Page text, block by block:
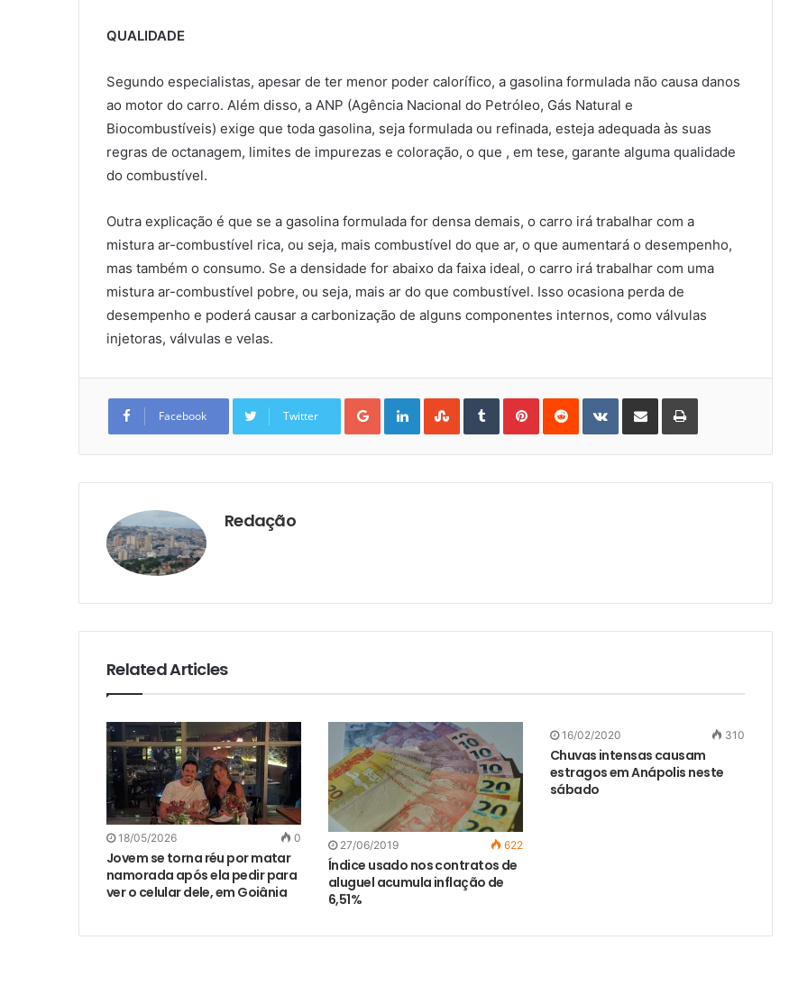
QUALIDADE
Segundo especialistas, apesar de ter menor poder calorífico, a gasolina formulada não causa danos
ao motor do carro. Além disso, a ANP (Agência Nacional do Petróleo, Gás Natural e
Biocombustíveis) exige que toda gasolina, seja formulada ou refinada, esteja adequada às suas
regras de octanagem, limites de impurezas e coloração, o que , em tese, garante alguma qualidade
do combustível.
Outra explicação é que se a gasolina formulada for densa demais, o carro irá trabalhar com a
mistura ar-combustível rica, ou seja, mais combustível do que ar, o que aumentará o desempenho,
mas também o consumo. Se a densidade for abaixo da faixa ideal, o carro irá trabalhar com uma
mistura ar-combustível pobre, ou seja, mais ar do que combustível. Isso ocasiona perda de
desempenho e poderá causar a carbonização de alguns componentes internos, como válvulas
injetoras, válvulas e velas.
Facebook Twitter
Google+LinkedInStumbleUpon
TumblrPinterestReddit VKontakteShare
Email
Print
Redação
Related Articles
18/05/2026 0
Jovem se torna réu por matar
namorada após ela pedir para
ver o celular dele, em Goiânia
27/06/2019 622
Índice usado nos contratos de
aluguel acumula inflação de
6,51%
16/02/2020 310
Chuvas intensas causam
estragos em Anápolis neste
sábado